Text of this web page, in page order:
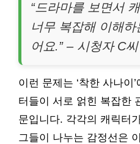
“드라마를 보면서
너무 복잡해 이해
어요.” – 시청자 C씨
이런 문제는 ‘착한 사나이
터들이 서로 얽힌 복잡한
문입니다. 각각의 캐릭터
그들이 나누는 감정선은